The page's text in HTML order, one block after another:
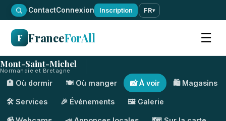
·ContactConnexion Inscription FR▾
F FranceForAll ☰
Mont-Saint-Michel
Normandie et Bretagne
🏨 Où dormir 🍽️ Où manger 📸 À voir 🛍️ Magasins
🛠️ Services 🎉 Événements 🖼️ Galerie